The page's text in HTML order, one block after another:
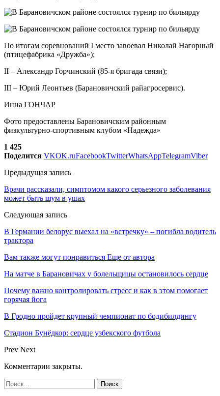
По итогам соревнований I место завоевал Николай Нагорный
(птицефабрика «Дружба»);
II – Александр Горчинский (85-я бригада связи);
III – Юрий Леонтьев (Барановичский райагросервис).
Инна ГОНЧАР
Фото предоставлены Барановичским районным
физкультурно-спортивным клубом «Надежда»
1 425
Поделится VKOK.ruFacebookTwitterWhatsAppTelegramViber
Предыдущая запись
Врачи рассказали, симптомом какого серьезного заболевания
может быть шум в ушах
Следующая запись
В Германии белорус выехал на «встречку» – погибла водитель
трактора
Вам также могут понравиться Еще от автора
На матче в Барановичах у болельщицы остановилось сердце
Почему важно контролировать стресс и как в этом помогает
горячая йога
В Гродно пройдет крупный чемпионат по бодибилдингу
Стадион Бунёдкор: сердце узбекского футбола
Prev Next
Комментарии закрыты.